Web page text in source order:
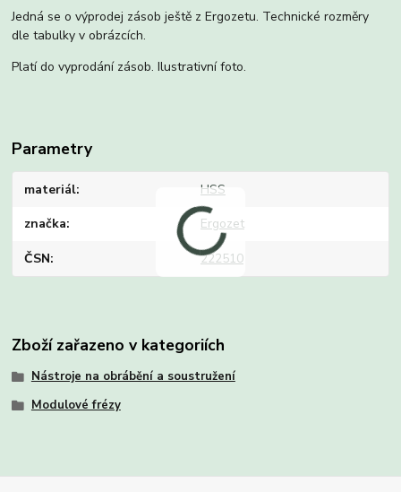
Jedná se o výprodej zásob ještě z Ergozetu. Technické rozměry
dle tabulky v obrázcích.
Platí do vyprodání zásob. Ilustrativní foto.
Parametry
materiál HSS
značka Ergozet
ČSN 222510
Zboží zařazeno v kategoriích
Nástroje na obrábění a soustružení
Modulové frézy